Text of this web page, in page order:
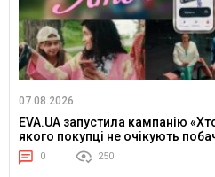
07.08.2026
EVA.UA запустила кампанію
якого покупці не очікують
0 250